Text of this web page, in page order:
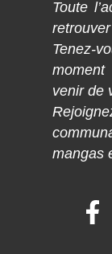
Toute
Tenez-
venir de
mangas